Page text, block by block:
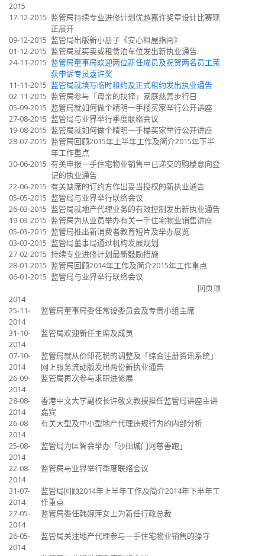
2015
17-12-2015 监管局持续专业进修计划优越嘉许奖章设计比赛现
正展开
09-12-2015 监管局出版新小册子《安心租屋指南》
01-12-2015 监管局就买卖或租赁泊车位发出新执业通告
24-11-2015 监管局董事局欢迎两位新任成员及祝贺两名员工荣
获申诉专员嘉许奖
11-11-2015 监管局就填写临时租约及正式租约发出执业通告
02-11-2015 监管局参与「母亲的抉择」家庭慈善步行日
05-09-2015 监管局就如何做个精明一手楼买家举行公开讲座
27-08-2015 监管局与业界举行季度联络会议
19-08-2015 监管局就如何做个精明一手楼买家举行公开讲座
28-07-2015 监管局回顾2015年上半年工作及简介2015年下半
年工作重点
30-06-2015 有关申报一手住宅物业销售中已递交的购楼意向登
记的执业通告
22-06-2015 有关缺席的订约方作出妥当授权的新执业通告
05-05-2015 监管局与业界举行联络会议
26-03-2015 监管局就地产代理业务的有效控制发出新执业通告
19-03-2015 监管局为从业员举办有关一手住宅物业销售讲座
05-03-2015 监管局推出新消费者教育短片及举办展览
03-03-2015 监管局董事局通过机构发展规划
27-02-2015 持续专业进修计划最新鼓励措施
28-01-2015 监管局回顾2014年工作及简介2015年工作重点
06-01-2015 监管局与业界举行联络会议
回页顶
2014
25-11-
2014
监管局董事局委任常设委员会及专责小组主席
31-10-
2014
监管局欢迎新任主席及成员
07-10-
2014
监管局就从价印花税的调整及「综合注册资讯系统」
网上服务流动版发出两份新执业通告
26-09-
2014
监管局再次参与求职进修展
28-08-
2014
香港中文大学副校长许敬文教授担任监管局讲座主讲
嘉宾
26-08-
2014
有关大型及中小型地产代理违规行为的内部分析
25-08-
2014
监管局为匡智会举办「沙田城门河慈善跑」
22-08-
2014
监管局与业界举行季度联络会议
31-07-
2014
监管局回顾2014年上半年工作及简介2014年下半年工
作重点
27-05-
2014
监管局委任韩婉萍女士为新任行政总裁
26-05-
2014
监管局关注地产代理参与一手住宅物业销售的操守